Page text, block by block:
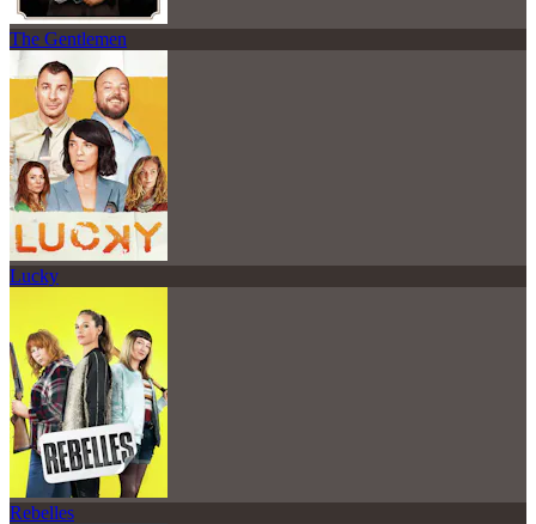
The Gentlemen
Lucky
Rebelles